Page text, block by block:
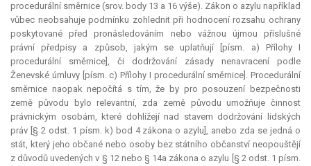
procedurální směrnice (srov. body 13 a 16 výše). Zákon o azylu například
vůbec neobsahuje podmínku zohlednit při hodnocení rozsahu ochrany
poskytované před pronásledováním nebo vážnou újmou příslušné
právní předpisy a způsob, jakým se uplatňují [písm. a) Přílohy I
procedurální směrnice], či dodržování zásady nenavracení podle
Ženevské úmluvy [písm. c) Přílohy I procedurální směrnice]. Procedurální
směrnice naopak nepočítá s tím, že by pro posouzení bezpečnosti
země původu bylorelevantní, zda země původu umožňuje činnost
právnickým osobám, které dohlížejí nad stavem dodržování lidských
práv [§ 2 odst. 1 písm. k) bod 4 zákona o azylu], anebo zda se jedná o
stát, který jeho občané nebo osoby bez státního občanství neopouštějí
z důvodů uvedených v § 12 nebo § 14a zákona o azylu [§ 2 odst. 1 písm.